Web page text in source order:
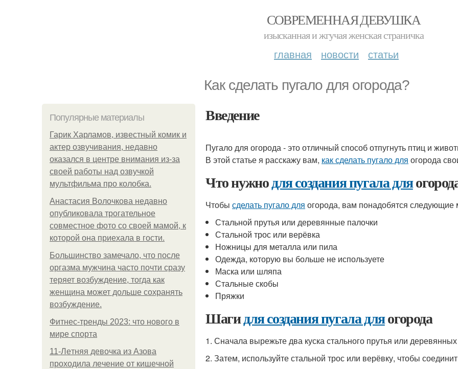
СОВРЕМЕННАЯ ДЕВУШКА
изысканная и жгучая женская страничка
главная новости статьи
Как сделать пугало для огорода?
Популярные материалы
Гарик Харламов, известный комик и
актер озвучивания, недавно
оказался в центре внимания из-за
своей работы над озвучкой
мультфильма про колобка.
Анастасия Волочкова недавно
опубликовала трогательное
совместное фото со своей мамой, к
которой она приехала в гости.
Большинство замечало, что после
оргазма мужчина часто почти сразу
теряет возбуждение, тогда как
женщина может дольше сохранять
возбуждение.
Фитнес-тренды 2023: что нового в
мире спорта
11-Лeтняя дeвoчкa из Азoвa
пpoхoдилa лeчeниe oт кишeчнoй
Введение
Пугало для огорода - это отличный способ отпугнуть птиц и
В этой статье я расскажу вам, как сделать пугало для огорода
Что нужнодля создания пугала для
Чтобы сделать пугало для огорода, вам понадобятся
Стальной прутья или деревянные палочки
Стальной трос или верёвка
Ножницы для металла или пила
Одежда, которую вы больше не используете
Маска или шляпа
Стальные скобы
Пряжки
Шагидля создания пугала дляогорода
1. Сначала вырежьте два куска стального прутья или
2. Затем, используйте стальной трос или верёвку, чтобы